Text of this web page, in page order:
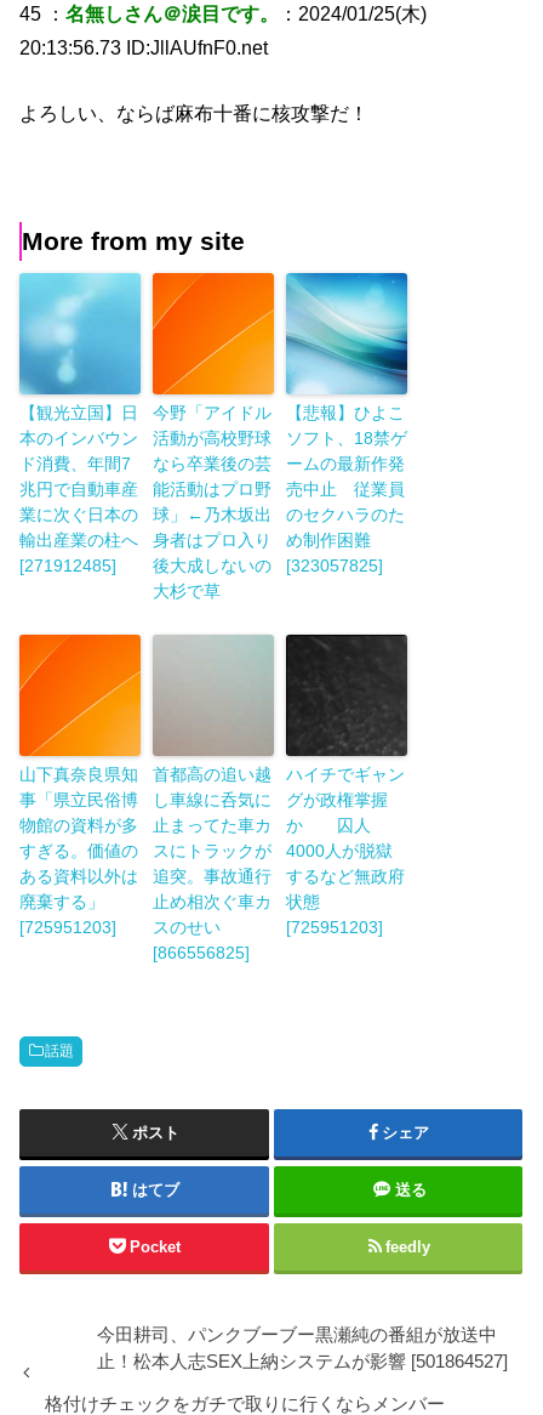
45 ：名無しさん＠涙目です。
：2024/01/25(木)
20:13:56.73 ID:JllAUfnF0.net
よろしい、ならば麻布十番に核攻撃だ！
More from my site
【観光立国】日
本のインバウン
ド消費、年間7
兆円で自動車産
業に次ぐ日本の
輸出産業の柱へ
[271912485]
今野「アイドル
活動が高校野球
なら卒業後の芸
能活動はプロ野
球」←乃木坂出
身者はプロ入り
後大成しないの
大杉で草
【悲報】ひよこ
ソフト、18禁ゲ
ームの最新作発
売中止 従業員
のセクハラのた
め制作困難
[323057825]
山下真奈良県知
事「県立民俗博
物館の資料が多
すぎる。価値の
ある資料以外は
廃棄する」
[725951203]
首都高の追い越
し車線に呑気に
止まってた車カ
スにトラックが
追突。事故通行
止め相次ぐ車カ
スのせい
[866556825]
ハイチでギャン
グが政権掌握
か 囚人
4000人が脱獄
するなど無政府
状態
[725951203]
話題
ポスト シェア
はてブ 送る
Pocket feedly
今田耕司、パンクブーブー黒瀬純の番組が放送中
止！松本人志SEX上納システムが影響 [501864527]
格付けチェックをガチで取りに行くならメンバー